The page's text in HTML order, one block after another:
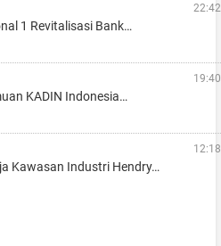
22:42
1 Revitalisasi Bank…
19:40
KADIN Indonesia…
12:18
Kawasan Industri Hendry…